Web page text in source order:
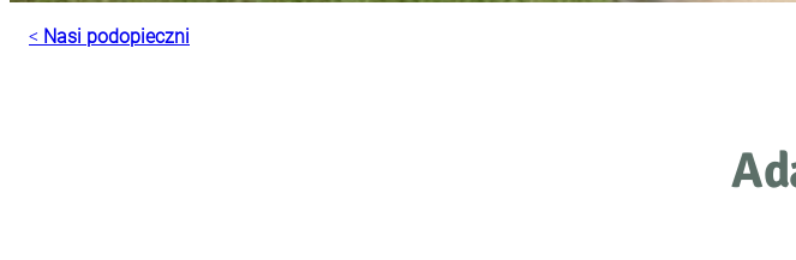
< Nasi podopieczni